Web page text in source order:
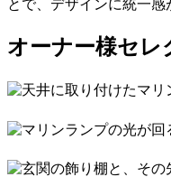
とで、デザインに統一感
オーナー様セレ